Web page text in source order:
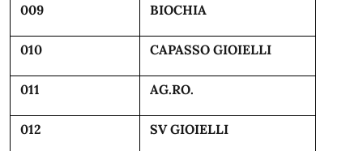
009 BIOCHIA
010 CAPASSO GIOIELLI
011 AG.RO.
012 SV GIOIELLI